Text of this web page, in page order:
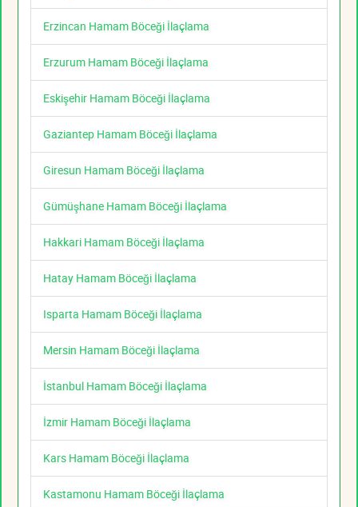
Erzincan Hamam Böceği İlaçlama
Erzurum Hamam Böceği İlaçlama
Eskişehir Hamam Böceği İlaçlama
Gaziantep Hamam Böceği İlaçlama
Giresun Hamam Böceği İlaçlama
Gümüşhane Hamam Böceği İlaçlama
Hakkari Hamam Böceği İlaçlama
Hatay Hamam Böceği İlaçlama
Isparta Hamam Böceği İlaçlama
Mersin Hamam Böceği İlaçlama
İstanbul Hamam Böceği İlaçlama
İzmir Hamam Böceği İlaçlama
Kars Hamam Böceği İlaçlama
Kastamonu Hamam Böceği İlaçlama